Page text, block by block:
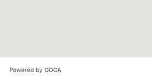
Powered by GOGA